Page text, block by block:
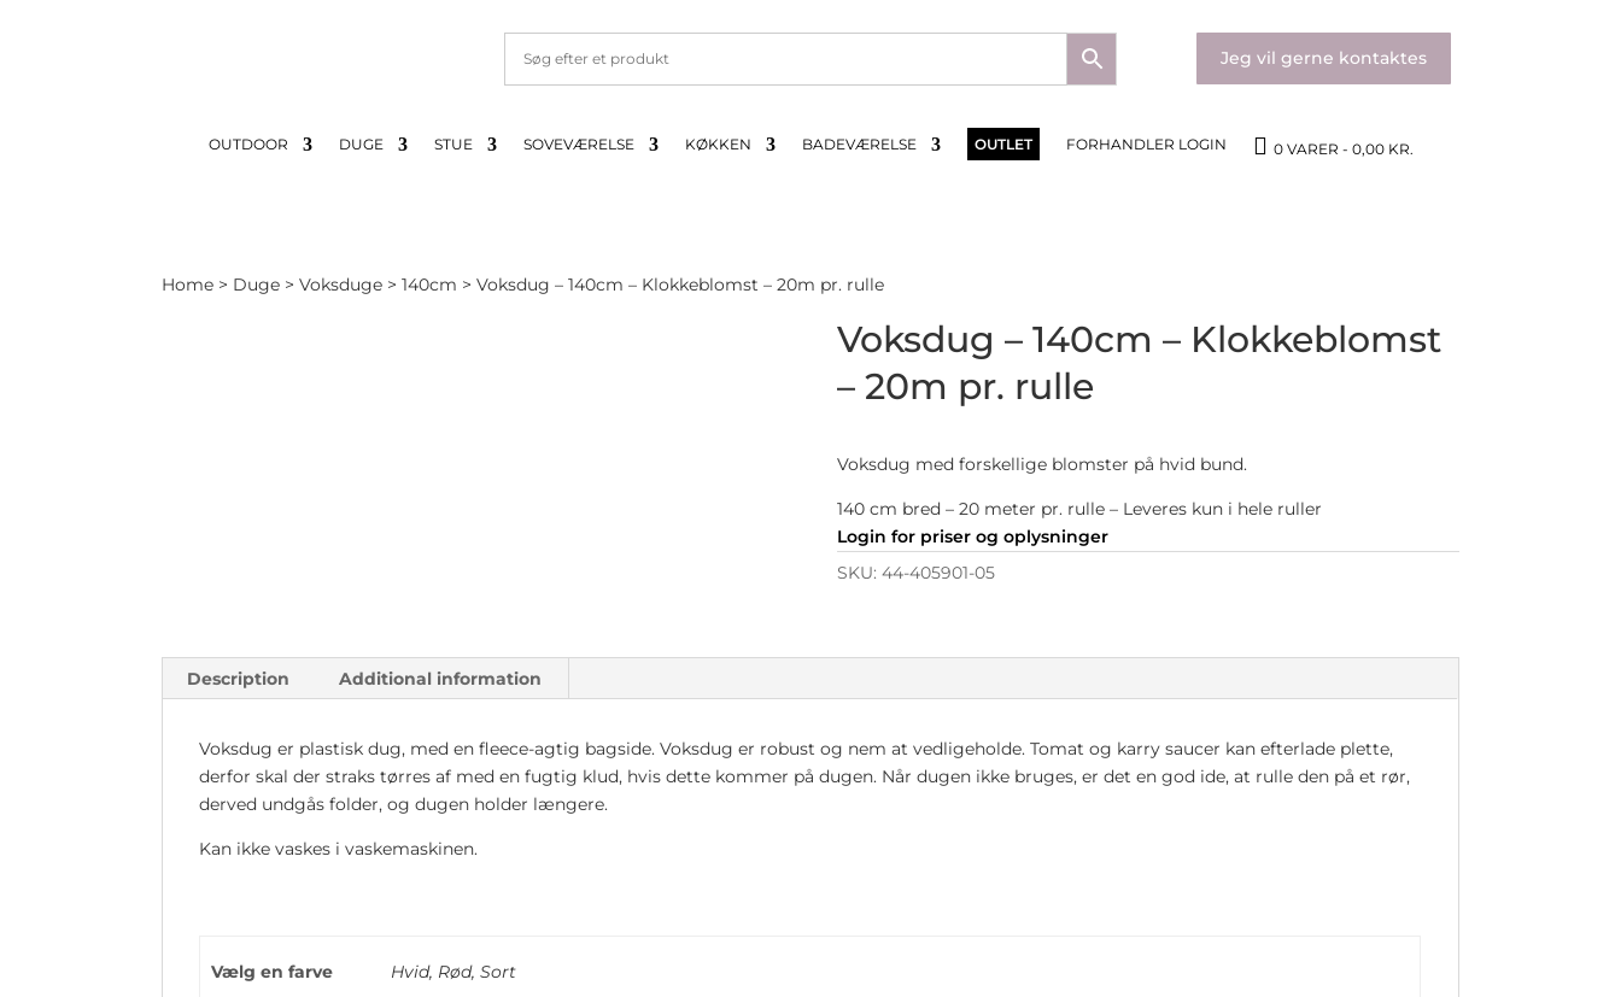
Jeg vil gerne kontaktes
OUTDOOR DUGE STUE SOVEVÆRELSE KØKKEN BADEVÆRELSE OUTLET FORHANDLER LOGIN 0 VARER 0,00 KR.
Home > Duge >Voksduge >140cm > Voksdug – 140cm – Klokkeblomst – 20m pr. rulle
Voksdug – 140cm – Klokkeblomst
– 20m pr. rulle
Voksdug med forskellige blomster på hvid bund.
140 cm bred – 20 meter pr. rulle – Leveres kun i hele ruller
Login for priser og oplysninger
SKU: 44-405901-05
Description Additional information
Voksdug er plastisk dug, med en fleece-agtig bagside. Voksdug er robust og nem at vedligeholde. Tomat og karry saucer kan efterlade plette,
derfor skal der straks tørres af med en fugtig klud, hvis dette kommer på dugen. Når dugen ikke bruges, er det en god ide, at rulle den på et rør,
derved undgås folder, og dugen holder længere.
Kan ikke vaskes i vaskemaskinen.
Vælg en farve Hvid, Rød, Sort